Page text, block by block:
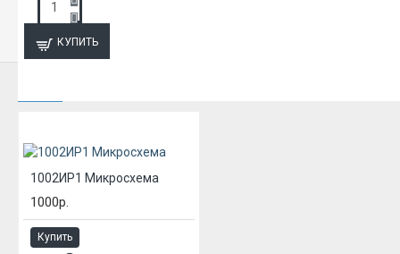
КУПИТЬ
1002ИР1 Микросхема
1000р.
Купить